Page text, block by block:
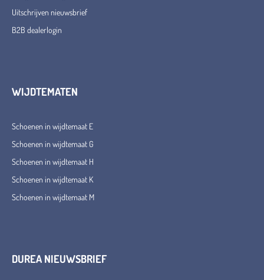
Uitschrijven nieuwsbrief
B2B dealerlogin
WIJDTEMATEN
Schoenen in wijdtemaat E
Schoenen in wijdtemaat G
Schoenen in wijdtemaat H
Schoenen in wijdtemaat K
Schoenen in wijdtemaat M
DUREA NIEUWSBRIEF